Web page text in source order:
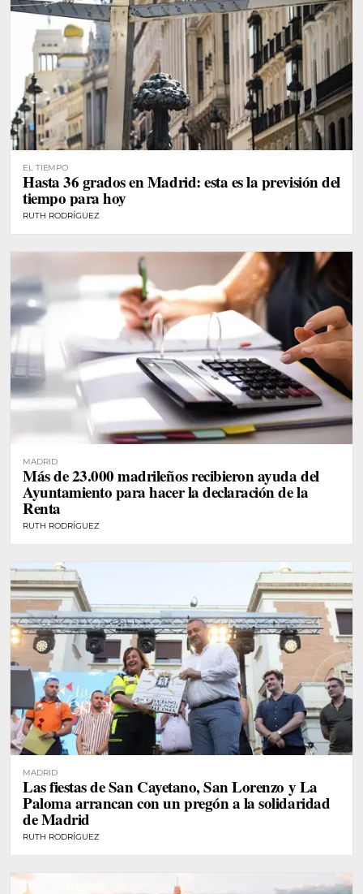
EL TIEMPO
Hasta 36 grados en Madrid: esta es la previsión del
tiempo para hoy
RUTH RODRÍGUEZ
MADRID
Más de 23.000 madrileños recibieron ayuda del
Ayuntamiento para hacer la declaración de la
Renta
RUTH RODRÍGUEZ
MADRID
Las fiestas de San Cayetano, San Lorenzo y La
Paloma arrancan con un pregón a la solidaridad
de Madrid
RUTH RODRÍGUEZ